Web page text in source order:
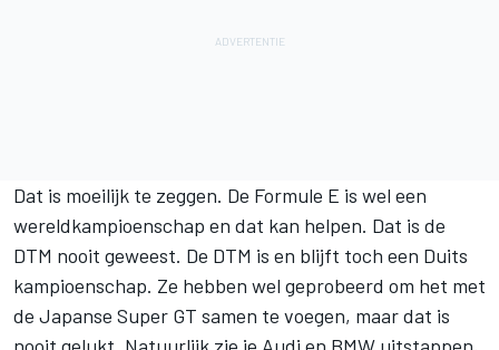
Dat is moeilijk te zeggen. De Formule E is wel een
wereldkampioenschap en dat kan helpen. Dat is de
DTM nooit geweest. De DTM is en blijft toch een Duits
kampioenschap. Ze hebben wel geprobeerd om het met
de Japanse Super GT samen te voegen, maar dat is
nooit gelukt. Natuurlijk zie je Audi en BMW uitstappen,